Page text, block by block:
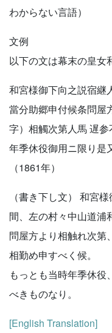
わからない言語）
文例
以下の文は幕末の皇女
和宮様御下向之説宿継
當分助郷申付候条問屋
字）相觸次第人馬 遅
年季休役御用ニ限り是
（1861年）
（書き下し文） 和宮
間、左の村々中山道浦
問屋方より相触れ次第
相勤め申すべく候。
もっとも当時年季休
べきものなり。
[English Translation]